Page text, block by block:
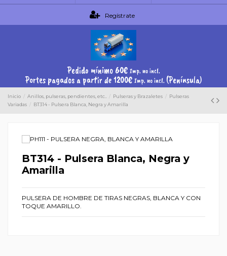
Regístrate
Pedido mínimo 60€ Imp. no incl.
Portes pagados a partir de 1200€ Imp. no incl. (Península)
Inicio Anillos, pulseras, pendientes, etc.. Pulseras y Brazaletes
Pulseras
Variadas
BT314 - Pulsera Blanca, Negra y Amarilla
BT314 - Pulsera Blanca, Negra y
Amarilla
PULSERA DE HOMBRE DE TIRAS NEGRAS, BLANCA Y CON
TOQUE AMARILLO.